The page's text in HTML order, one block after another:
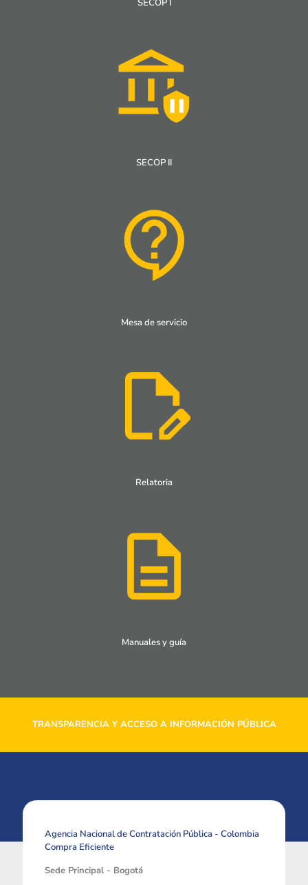
SECOP II
Mesa de servicio
Relatoria
Manuales y guía
TRANSPARENCIA Y ACCESO A INFORMACIÓN PÚBLICA
Agencia Nacional de Contratación Pública - Colombia
Compra Eficiente
Sede Principal - Bogotá